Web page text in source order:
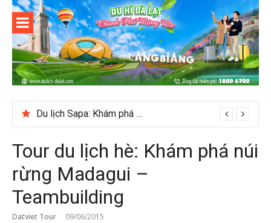
Skip
content
Du lịch Đà
Lạt
Du lịch Sapa: Khám phá bản Ý Linh Hồ độc đáo giữa Tây Bắc
Tour du lịch hè: Khám phá núi
rừng Madagui –
Teambuilding
Datviet Tour 09/06/2015